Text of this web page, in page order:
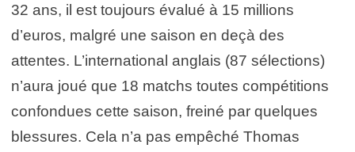
32 ans, il est toujours évalué à 15 millions
d’euros, malgré une saison en deçà des
attentes. L’international anglais (87 sélections)
n’aura joué que 18 matchs toutes compétitions
confondues cette saison, freiné par quelques
blessures. Cela n’a pas empêché Thomas